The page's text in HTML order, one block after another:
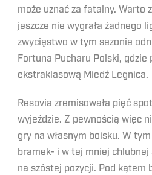
może uznać za fatalny. Warto
jeszcze nie wygrała żadnego
zwycięstwo w tym sezonie
Fortuna Pucharu Polski, gdzie
ekstraklasową Miedź Legnica.
Resovia zremisowała pięć
wyjeździe. Z pewnością więc
gry na własnym boisku. W
bramek- i w tej mniej
na szóstej pozycji. Pod kątem